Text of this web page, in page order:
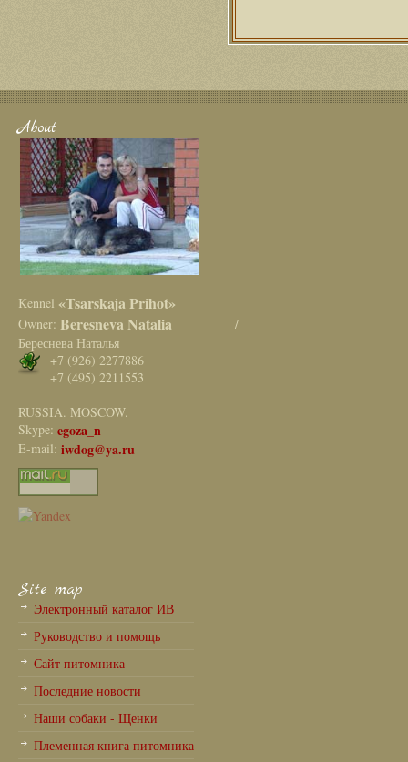
About
Kennel «Tsarskaja Prihot»
Owner: Beresneva Natalia /
Береснева Наталья
+7 (926) 2277886
+7 (495) 2211553
RUSSIA. MOSCOW.
Skype: egoza_n
E-mail: iwdog@ya.ru
Site map
Электронный каталог ИВ
Руководство и помощь
Сайт питомника
Последние новости
Наши собаки - Щенки
Племенная книга питомника